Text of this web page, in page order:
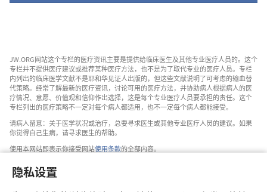
隐私设置
JW.ORG网站这个专栏的医疗资讯主要是提供给临床医生及其他专业医疗人员的。这个
专栏并不提供医疗建议或推荐某种医疗方法，也不是为了取代专业的医疗人员。专栏
内列出的临床医学文献不是耶和华见证人出版的，但这些文献说明了可考虑的输血替
代策略。经常了解最新的医疗资讯，讨论可用的医疗方法，并协助病人根据病人的医
疗情况、意愿、价值观和信仰作出选择，这是每个专业医疗人员要承担的责任。这个
专栏列出的医疗策略不一定对每个病人都适用，也不一定每个病人都能接受。
请病人留意：关于医学状况或治疗，总要寻求医生或其他专业医疗人员的建议。如果
你觉得自己生病，请寻求医生的帮助。
使用本网站即表示你接受网站使用条款的全部内容。